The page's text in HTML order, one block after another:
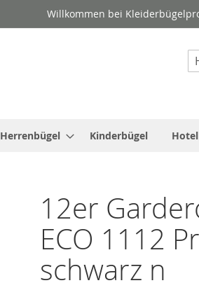
Willkommen bei
Herrenbügel Kinderbügel
12er
ECO 1112
schwarz n